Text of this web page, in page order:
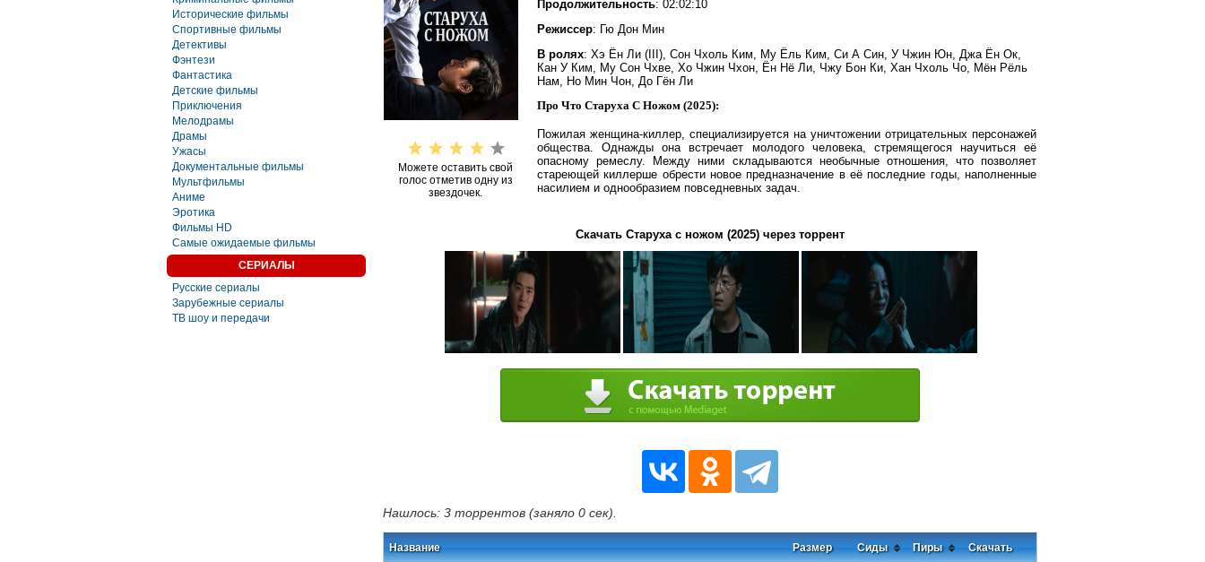
Исторические фильмы
Спортивные фильмы
Детективы
Фэнтези
Фaнтастика
Детские фильмы
Приключения
Мелодрамы
Драмы
Ужасы
Документальные фильмы
Мультфильмы
Аниме
Эротика
Фильмы HD
Самые ожидаемые фильмы
СЕРИАЛЫ
Русские сериалы
Зарубежные сериалы
ТВ шоу и передачи
Можете оставить свой
голос отметив одну из
звездочек.
Продолжительность: 02:02:10
Режиссер: Гю Дон Мин
В ролях: Хэ Ён Ли (III), Сон Чхоль Ким, Му Ёль Ким, Си А Син, У Чжин Юн, Джа Ён Ок,
Кан У Ким, Му Сон Чхве, Хо Чжин Чхон, Ён Нё Ли, Чжу Бон Ки, Хан Чхоль Чо, Мён Рёль
Нам, Но Мин Чон, До Гён Ли
Про Что Старуха С Ножом (2025):
Пожилая женщина-киллер, специализируется на уничтожении отрицательных персонажей
общества. Однажды она встречает молодого человека, стремящегося научиться её
опасному ремеслу. Между ними складываются необычные отношения, что позволяет
стареющей киллерше обрести новое предназначение в её последние годы, наполненные
насилием и однообразием повседневных задач.
Скачать Старуха с ножом (2025) через торрент
Нашлось: 3 торрентов (заняло 0 сек).
Название Размер Сиды Пиры Скачать